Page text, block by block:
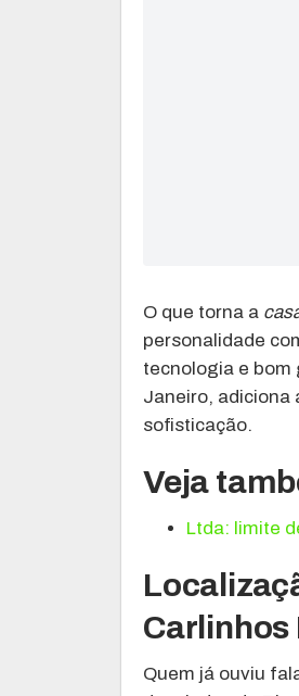
O que torna a
personalidade
tecnologia e bom
Janeiro, adiciona
sofisticação.
Veja
Ltda: limite
Carlinhos
Quem já ouviu